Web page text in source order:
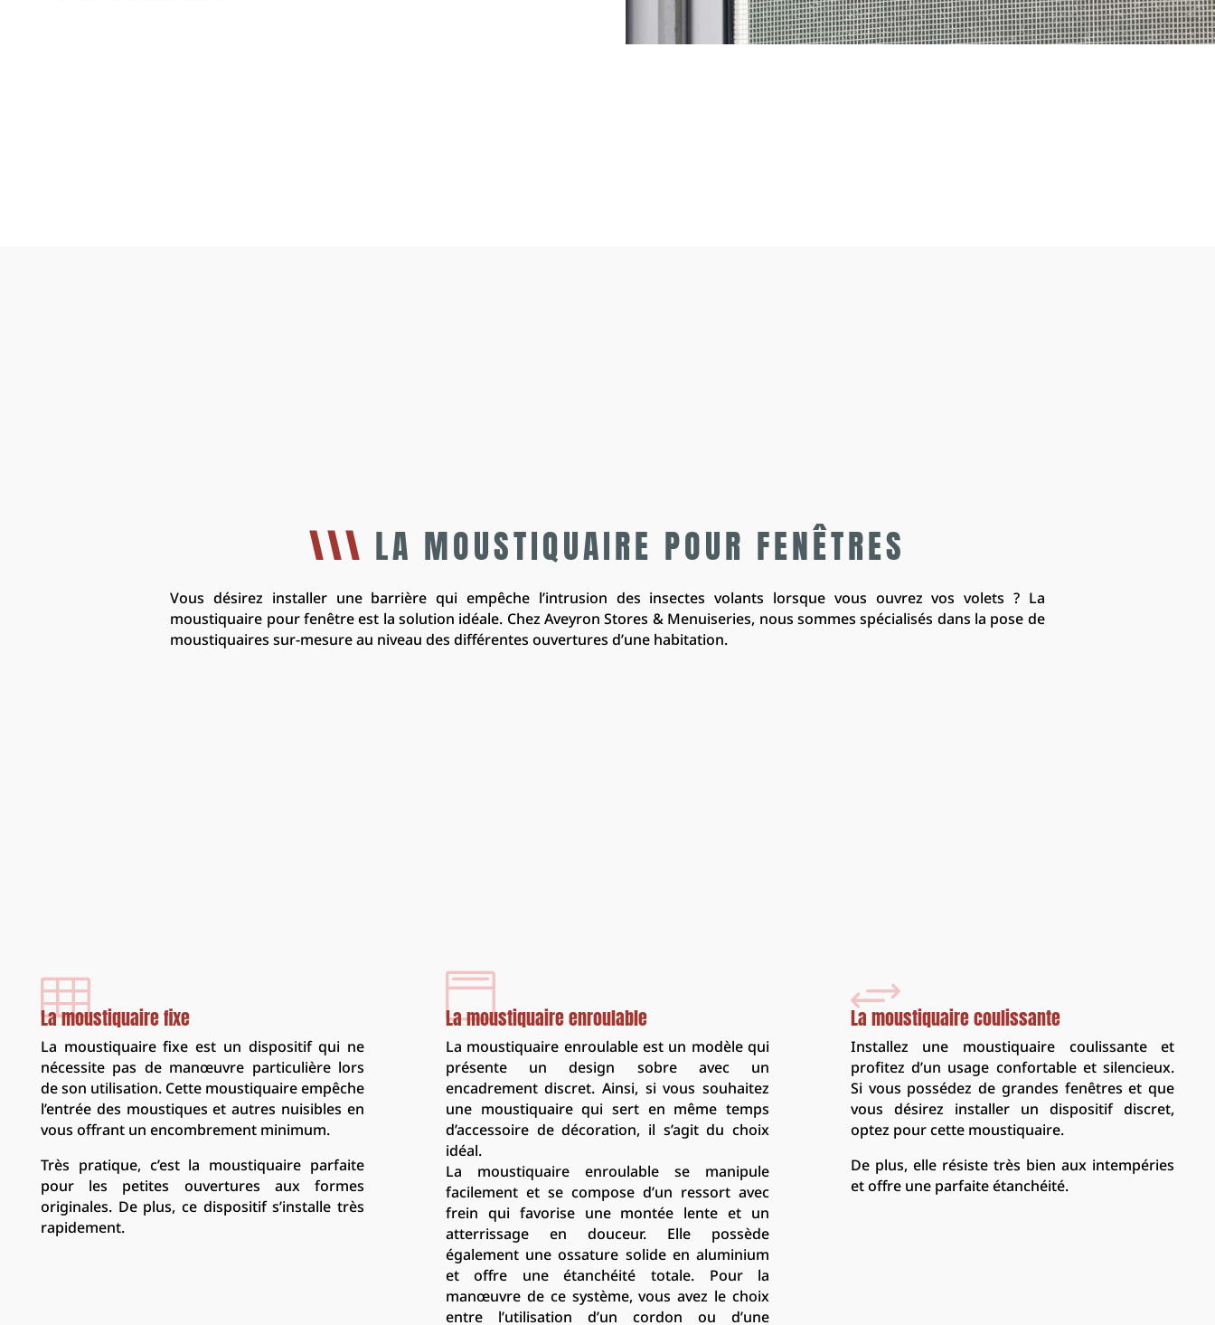
\\\ LA MOUSTIQUAIRE POUR FENÊTRES
Vous désirez installer une barrière qui empêche l’intrusion des insectes volants lorsque vous ouvrez vos volets ? La
moustiquaire pour fenêtre est la solution idéale. Chez Aveyron Stores & Menuiseries, nous sommes spécialisés dans la pose de
moustiquaires sur-mesure au niveau des différentes ouvertures d’une habitation.

La moustiquaire fixe
La moustiquaire fixe est un dispositif qui ne
nécessite pas de manœuvre particulière lors
de son utilisation. Cette moustiquaire empêche
l’entrée des moustiques et autres nuisibles en
vous offrant un encombrement minimum.
Très pratique, c’est la moustiquaire parfaite
pour les petites ouvertures aux formes
originales. De plus, ce dispositif s’installe très
rapidement.

La moustiquaire enroulable
La moustiquaire enroulable est un modèle qui
présente un design sobre avec un
encadrement discret. Ainsi, si vous souhaitez
une moustiquaire qui sert en même temps
d’accessoire de décoration, il s’agit du choix
idéal.
La moustiquaire enroulable se manipule
facilement et se compose d’un ressort avec
frein qui favorise une montée lente et un
atterrissage en douceur. Elle possède
également une ossature solide en aluminium
et offre une étanchéité totale. Pour la
manœuvre de ce système, vous avez le choix
entre l’utilisation d’un cordon ou d’une
+
La moustiquaire coulissante
Installez une moustiquaire coulissante et
profitez d’un usage confortable et silencieux.
Si vous possédez de grandes fenêtres et que
vous désirez installer un dispositif discret,
optez pour cette moustiquaire.
De plus, elle résiste très bien aux intempéries
et offre une parfaite étanchéité.